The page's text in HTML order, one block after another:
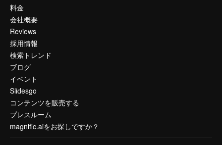
料金
会社概要
Reviews
採用情報
検索トレンド
ブログ
イベント
Slidesgo
コンテンツを販売する
プレスルーム
magnific.aiをお探しですか？